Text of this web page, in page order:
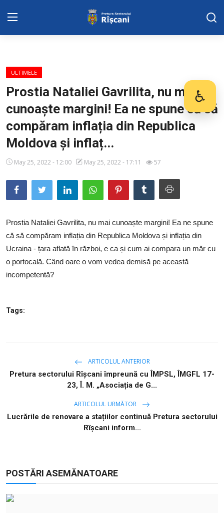
♿
Adresa: str. Kiev 3 | tel: +373 (22) 44 10
98 | mail: pretura.riscani@gmail.com
SERVICII SECTOR
Harta sect. Riscani
ADMINISTRAŢIA
Transparența
Sectorul Rîșcani
Căutați pe Internet
ULTIMELE
Prostia Nataliei Gavrilita, nu mai
cunoaște margini! Ea ne spune că să
compăram inflația din Republica
Moldova și inflaț...
May 25, 2022 - 12:00 May 25, 2022 - 17:11 57
Prostia Nataliei Gavrilita, nu mai cunoaște margini! Ea ne spune
că să compăram inflația din Republica Moldova și inflația din
Ucraina - țara aflată în război, e ca și cum ai compara un măr cu
o portocală. Când oare o vom vedea demisă pe această
incompetentă?
Tags:
ARTICOLUL ANTERIOR
Pretura sectorului Rîșcani împreună cu ÎMPSL, ÎMGFL 17-
23, Î. M. „Asociația de G...
ARTICOLUL URMĂTOR
Lucrările de renovare a stațiilor continuă Pretura sectorului
Rîșcani inform...
POSTĂRI ASEMĂNATOARE